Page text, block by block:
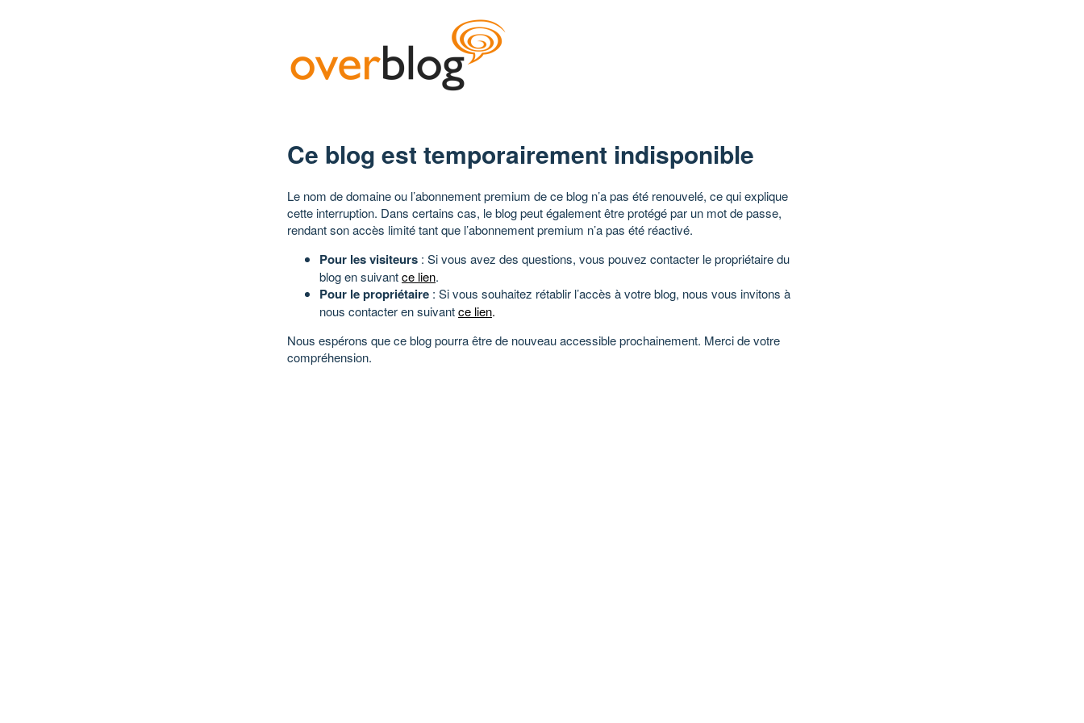
Ce blog est temporairement indisponible
Le nom de domaine ou l’abonnement premium de ce blog n’a pas été renouvelé, ce qui explique
cette interruption. Dans certains cas, le blog peut également être protégé par un mot de passe,
rendant son accès limité tant que l’abonnement premium n’a pas été réactivé.
Pour les visiteurs : Si vous avez des questions, vous pouvez contacter le propriétaire du
blog en suivantce lien.
Pour le propriétaire : Si vous souhaitez rétablir l’accès à votre blog, nous vous invitons à
nous contacter en suivantce lien.
Nous espérons que ce blog pourra être de nouveau accessible prochainement. Merci de votre
compréhension.